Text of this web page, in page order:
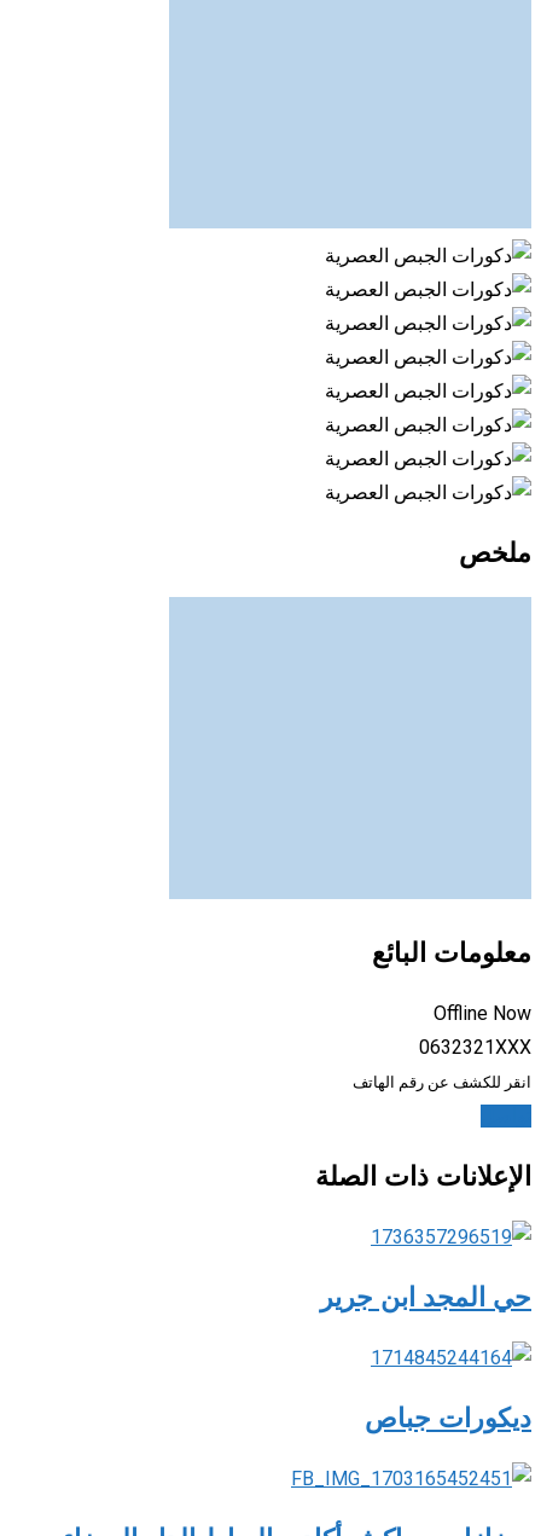
ملخص
معلومات البائع
Offline Now
0632321XXX
انقر للكشف عن رقم الهاتف
الإعلانات ذات الصلة
حي المجد ابن جرير
ديكورات جباص